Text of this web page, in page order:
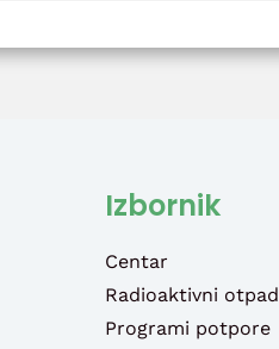
Izbornik
Centar
Radioaktivni otpad
Programi potpore